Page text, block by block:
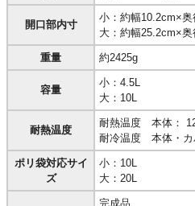
開口部内寸
小：約幅10.2cm×奥
大：約幅25.2cm×奥
重量 約2425g
容量
小：4.5L
大：10L
耐熱温度
耐熱温度 本体：
耐冷温度 本体・
ポリ袋対応サイ
ズ
小：10L
大：20L
完成品